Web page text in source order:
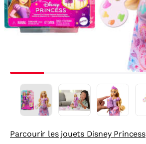
Parcourir les jouets Disney Princess